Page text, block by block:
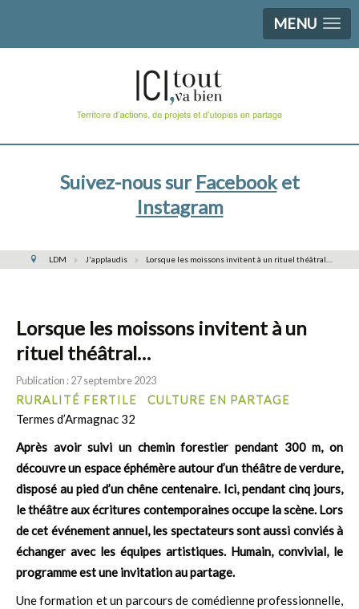
MENU
Suivez-nous sur Facebooket
Instagram
LDM J'applaudis Lorsque les moissons invitent à un rituel théâtral…
Lorsque les moissons invitent à un
rituel théâtral…
Publication : 27 septembre 2023
RURALITÉ FERTILE
CULTURE EN PARTAGE
Termes d’Armagnac 32
Après avoir suivi un chemin forestier pendant 300 m, on
découvre un espace éphémère autour d’un théâtre de verdure,
disposé au pied d’un chêne centenaire. Ici, pendant cinq jours,
le théâtre aux écritures contemporaines occupe la scène. Lors
de cet événement annuel, les spectateurs sont aussi conviés à
échanger avec les équipes artistiques. Humain, convivial, le
programme est une invitation au partage.
Une formation et un parcours de comédienne professionnelle,